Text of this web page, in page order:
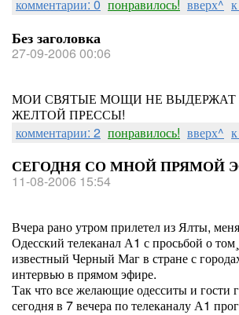
комментарии: 0 понравилось! вверх^
Без заголовка
27-09-2006 00:06
МОИ СВЯТЫЕ МОЩИ НЕ ВЫДЕРЖАТ
ЖЕЛТОЙ ПРЕССЫ!
комментарии: 2 понравилось! вверх^
СЕГОДНЯ СО МНОЙ ПРЯМОЙ
11-08-2006 15:54
Вчера рано утром прилетел из Ялты,
Одесский телеканал А1 с просьбой о
известный Черный Маг в стране с
интервью в прямом эфире.
Так что все желающие одесситы и гости
сегодня в 7 вечера по телеканалу А1